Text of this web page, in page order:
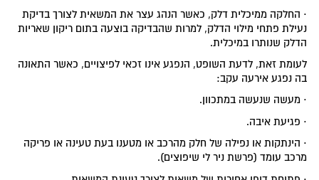
· החלקה ממיכלית דלק, כאשר הנהג עצר את המשאית לצורך בדיקת
נעילת פתחי מילוי הדלק, למרות שהבדיקה בוצעה בתום ריקון שאריות
הדלק שנותרו במיכלית.
לעומת זאת, לדעת השופט, הנפגע אינו זכאי לפיצויים, כאשר התאונה
בה נפגע אירעה עקב:
· מעשה שנעשה במתכוון.
· פגיעת איבה.
· הינתקות או נפילה של חלק מהרכב או מטענו בעת טעינה או פריקה
מרכב עומד (פרשת ניר לי שיפוצים).